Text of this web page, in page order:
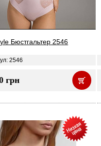
Бюстгальтер 2546
2546
грн